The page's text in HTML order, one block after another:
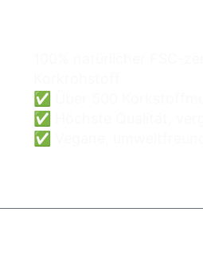
✅ Über 500
✅ Höchste Qualität,
✅ Vegane,